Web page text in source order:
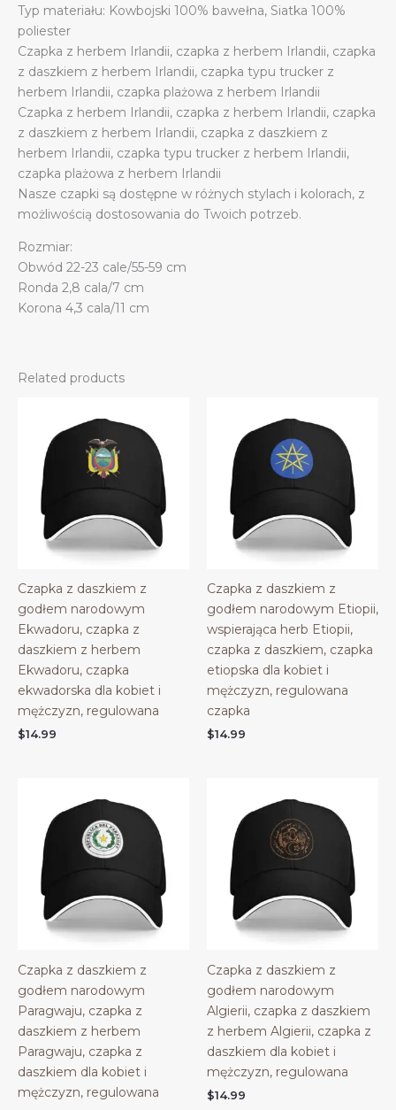
Typ materiału: Kowbojski 100% bawełna, Siatka 100%
poliester
Czapka z herbem Irlandii, czapka z herbem Irlandii, czapka
z daszkiem z herbem Irlandii, czapka typu trucker z
herbem Irlandii, czapka plażowa z herbem Irlandii
Czapka z herbem Irlandii, czapka z herbem Irlandii, czapka
z daszkiem z herbem Irlandii, czapka z daszkiem z
herbem Irlandii, czapka typu trucker z herbem Irlandii,
czapka plażowa z herbem Irlandii
Nasze czapki są dostępne w różnych stylach i kolorach, z
możliwością dostosowania do Twoich potrzeb.
Rozmiar:
Obwód 22-23 cale/55-59 cm
Ronda 2,8 cala/7 cm
Korona 4,3 cala/11 cm
Related products
Czapka z daszkiem z
godłem narodowym
Ekwadoru, czapka z
daszkiem z herbem
Ekwadoru, czapka
ekwadorska dla kobiet i
mężczyzn, regulowana
$14.99
Czapka z daszkiem z
godłem narodowym Etiopii,
wspierająca herb Etiopii,
czapka z daszkiem, czapka
etiopska dla kobiet i
mężczyzn, regulowana
czapka
$14.99
Czapka z daszkiem z
godłem narodowym
Paragwaju, czapka z
daszkiem z herbem
Paragwaju, czapka z
daszkiem dla kobiet i
mężczyzn, regulowana
Czapka z daszkiem z
godłem narodowym
Algierii, czapka z daszkiem
z herbem Algierii, czapka z
daszkiem dla kobiet i
mężczyzn, regulowana
$14.99